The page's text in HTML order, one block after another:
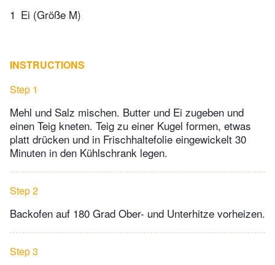
1 Ei (Größe M)
INSTRUCTIONS
Step 1
Mehl und Salz mischen. Butter und Ei zugeben und
einen Teig kneten. Teig zu einer Kugel formen, etwas
platt drücken und in Frischhaltefolie eingewickelt 30
Minuten in den Kühlschrank legen.
Step 2
Backofen auf 180 Grad Ober- und Unterhitze vorheizen.
Step 3